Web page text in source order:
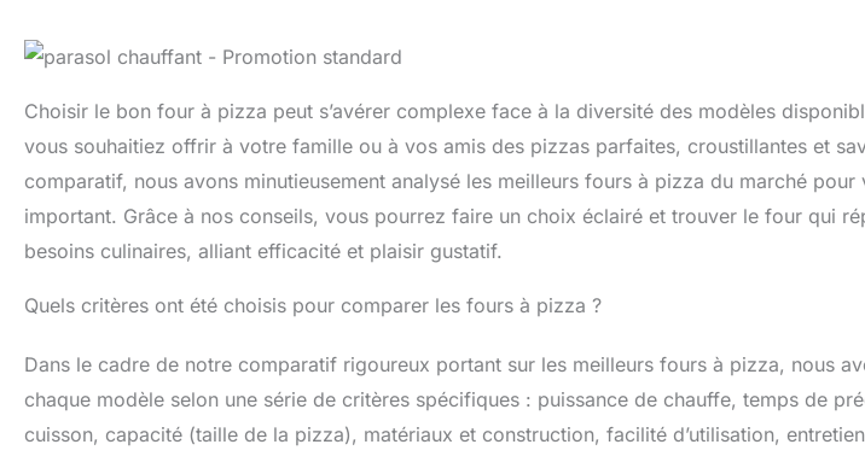
Choisir le bon four à pizza peut s’avérer complexe face à la diversité des modèles
vous souhaitiez offrir à votre famille ou à vos amis des pizzas parfaites, croustillantes et
comparatif, nous avons minutieusement analysé les meilleurs fours à pizza du marché
important. Grâce à nos conseils, vous pourrez faire un choix éclairé et trouver le four qui
besoins culinaires, alliant efficacité et plaisir gustatif.
Quels critères ont été choisis pour comparer les fours à pizza ?
Dans le cadre de notre comparatif rigoureux portant sur les meilleurs fours à pizza, nous
chaque modèle selon une série de critères spécifiques : puissance de chauffe, temps de
cuisson, capacité (taille de la pizza), matériaux et construction, facilité d’utilisation,